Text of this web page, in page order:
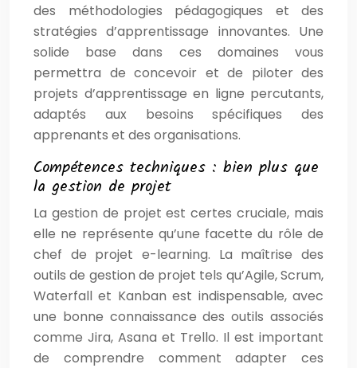
des méthodologies pédagogiques et des
stratégies d’apprentissage innovantes. Une
solide base dans ces domaines vous
permettra de concevoir et de piloter des
projets d’apprentissage en ligne percutants,
adaptés aux besoins spécifiques des
apprenants et des organisations.
Compétences techniques : bien plus que
la gestion de projet
La gestion de projet est certes cruciale, mais
elle ne représente qu’une facette du rôle de
chef de projet e-learning. La maîtrise des
outils de gestion de projet tels qu’Agile, Scrum,
Waterfall et Kanban est indispensable, avec
une bonne connaissance des outils associés
comme Jira, Asana et Trello. Il est important
de comprendre comment adapter ces